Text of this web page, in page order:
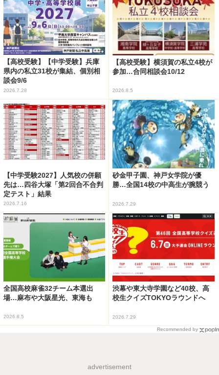
【高校受験】【中学受験】兵庫
県内の私立31校が集結、個別相
談会9/6
2026.7.28
【高校受験】横須賀の私立4校が
参加…合同相談会10/12
2026.8.5
【中学受験2027】人気校の併願
先は…四谷大塚「第2回合不合判
定テスト」結果
2026.7.16
砂金甲子園、神戸女学院が優
勝…全国14校の中高生が腕競う
2026.7.29
全国高校麻雀32チーム本選出
場…麻布や大阪星光、東海も
2026.8.5
渋幕や東大寺学園など40校、高
校生クイズTOKYOラウンドへ
2026.7.29
Recommended by
advertisement